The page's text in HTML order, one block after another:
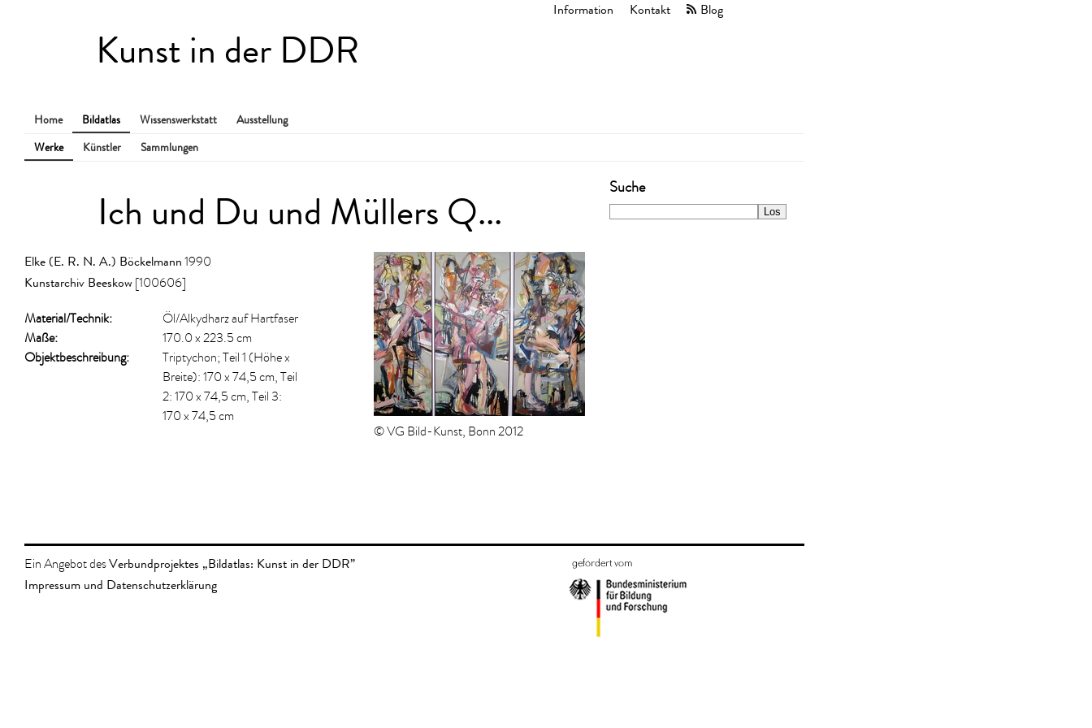
Information Kontakt Blog
Kunst in der DDR
Home Bildatlas Wissenswerkstatt
Ausstellung
Werke
Künstler Sammlungen
Suche
Ich und Du und Müllers Q...
Elke (E. R. N. A.) Böckelmann 1990
Kunstarchiv Beeskow [100606]
Material/​Technik:
Öl/Alkydharz auf Hartfaser
Maße:
170.0 x 223.5 cm
Objektbeschreibung:
Triptychon; Teil 1 (Höhe x
Breite): 170 x 74,5 cm, Teil
2: 170 x 74,5 cm, Teil 3:
170 x 74,5 cm
© VG Bild-Kunst, Bonn 2012
Ein Angebot desVerbundprojektes „Bildatlas: Kunst in der DDR”
Impressum und Datenschutzerklärung